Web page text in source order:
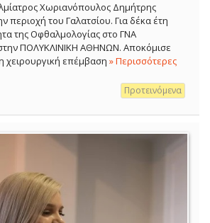
Χωριανόπουλος Δημήτρης
περιοχή του Γαλατσίου. Για δέκα έτη
της Οφθαλμολογίας στο ΓΝΑ
ΠΟΛΥΚΛΙΝΙΚΗ ΑΘΗΝΩΝ. Αποκόμισε
χειρουργική επέμβαση » Περισσότερες
Προτεινόμενα